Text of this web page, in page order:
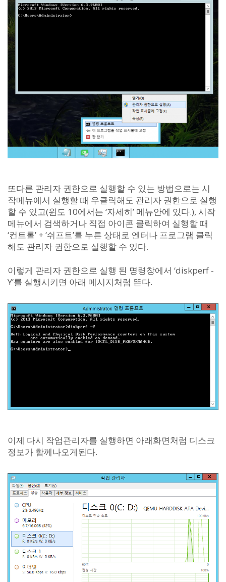
또다른 관리자 권한으로 실행할 수 있는 방법으로는 시
작메뉴에서 실행할 때 우클릭해도 관리자 권한으로 실행
할 수 있고(윈도 10에서는 ‘자세히’ 메뉴안에 있다.), 시작
메뉴에서 검색하거나 직접 아이콘 클릭하여 실행할 때
‘컨트롤’ + ‘쉬프트’를 누른 상태로 엔터나 프로그램 클릭
해도 관리자 권한으로 실행할 수 있다.
이렇게 관리자 권한으로 실행 된 명령창에서 ‘diskperf -
Y’를 실행시키면 아래 메시지처럼 뜬다.
이제 다시 작업관리자를 실행하면 아래화면처럼 디스크
정보가 함께나오게된다.